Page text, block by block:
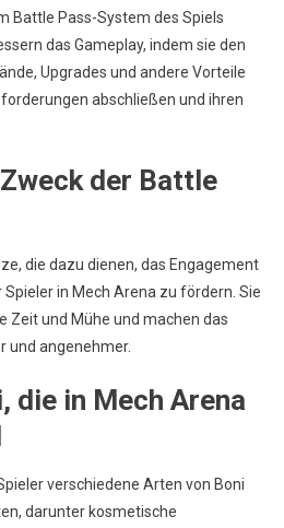
Battle Pass-System des Spiels
das Gameplay, indem sie den
Upgrades und andere Vorteile
abschließen und ihren
der Battle
die dazu dienen, das Engagement
in Mech Arena zu fördern. Sie
Zeit und Mühe und machen das
und angenehmer.
die in Mech Arena
verschiedene Arten von Boni
darunter kosmetische